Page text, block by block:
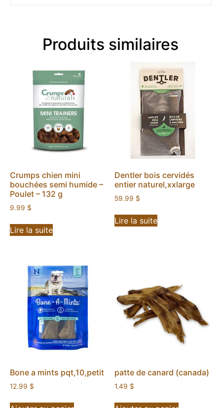
Produits similaires
Crumps chien mini
bouchées semi humide –
Poulet – 132 g
9.99 $
Lire la suite
Dentler bois cervidés
entier naturel,xxlarge
59.99 $
Lire la suite
Bone a mints pqt,10,petit
12.99 $
patte de canard (canada)
1.49 $